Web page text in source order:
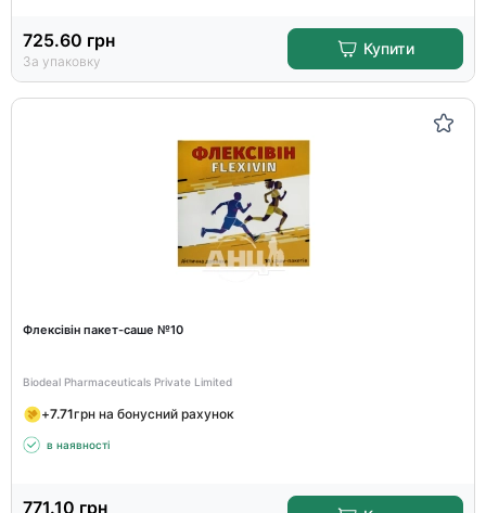
725.60 грн
За упаковку
Купити
Флексівін пакет-саше №10
Biodeal Pharmaceuticals Private Limited
+7.71грн на бонусний рахунок
в наявності
771.10 грн